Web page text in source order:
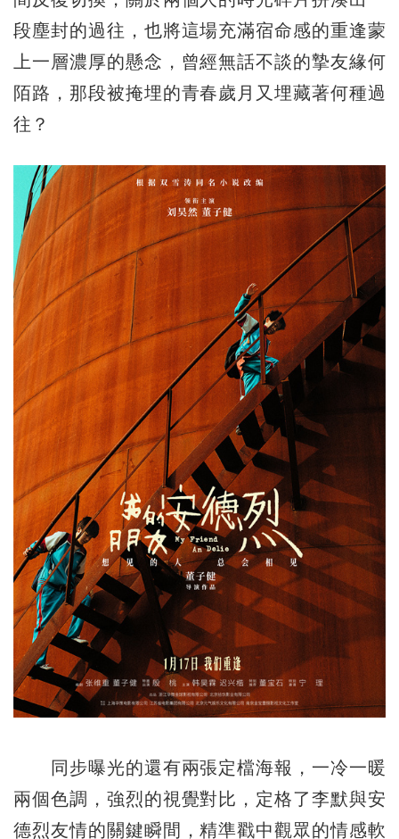
段塵封的過往，也將這場充滿宿命感的重逢蒙
上一層濃厚的懸念，曾經無話不談的摯友緣何
陌路，那段被掩埋的青春歲月又埋藏著何種過
往？
同步曝光的還有兩張定檔海報，一冷一暖
兩個色調，強烈的視覺對比，定格了李默與安
德烈友情的關鍵瞬間，精準戳中觀眾的情感軟